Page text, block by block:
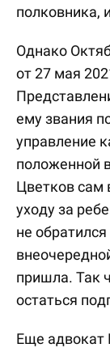
полковника,
Однако
от 27 мая
ему звания
управление
положенной
Цветков сам
уходу за
не
пришла. Так
остаться
Еще адвокат